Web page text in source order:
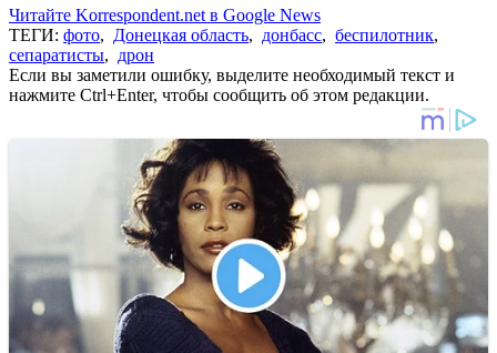
Читайте Korrespondent.net в Google News
ТЕГИ: фото, Донецкая область, донбасс, беспилотник,
сепаратисты, дрон
Если вы заметили ошибку, выделите необходимый текст и
нажмите Ctrl+Enter, чтобы сообщить об этом редакции.